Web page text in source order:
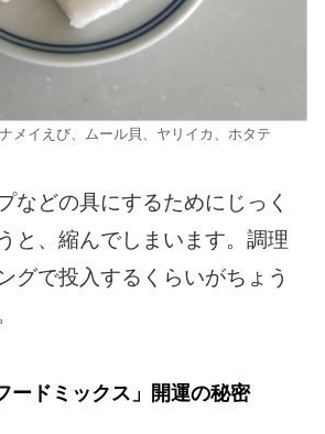
メイえび、ムール貝、ヤリイカ、ホタテ
などの具にするためにじっく
と、縮んでしまいます。調理
グで投入するくらいがちょう
ードミックス」開運の秘密